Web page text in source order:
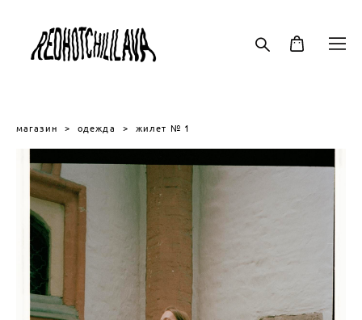
магазин > одежда > жилет № 1